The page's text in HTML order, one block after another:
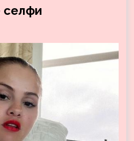
селфи